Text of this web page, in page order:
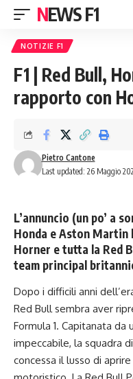
NEWS F1
NOTIZIE F1
F1 | Red Bull,
rapporto con
Last updated: 26 Maggio
Pietro Cantone
L’annuncio (un po’ a
Honda eAston Martin
Horner e tutta la Red
team principal
Dopo i difficili anni
Red Bull sembra aver
Formula 1. Capitanata da
impeccabile, la squadra
concessa il lusso di